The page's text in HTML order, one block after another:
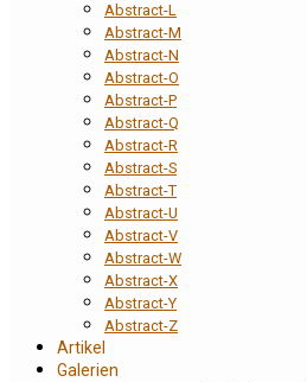
Abstract-L
Abstract-M
Abstract-N
Abstract-O
Abstract-P
Abstract-Q
Abstract-R
Abstract-S
Abstract-T
Abstract-U
Abstract-V
Abstract-W
Abstract-X
Abstract-Y
Abstract-Z
Artikel
Galerien